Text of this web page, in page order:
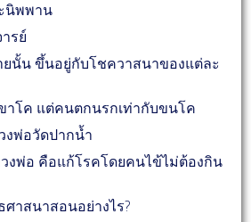
นิพพาน
รย์
ยนั้น ขึ้นอยู่กับโชควาสนาของแต่ละ
าโค แต่คนตกนรกเท่ากับขนโค
พ่อวัดปากน้ำ
งพ่อ คือแก้โรคโดยคนไข้ไม่ต้องกิน
าสนาสอนอย่างไร?